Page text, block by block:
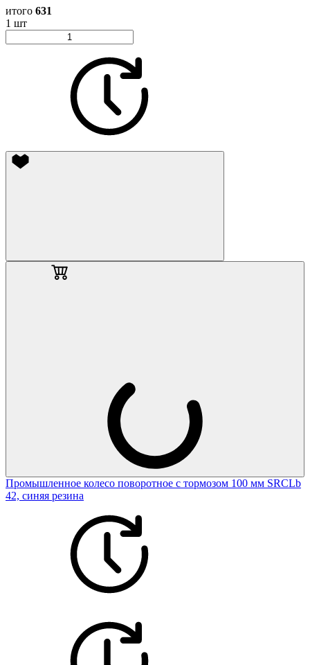
итого 631
1 шт
Промышленное колесо поворотное с тормозом 100 мм SRCLb
42, синяя резина